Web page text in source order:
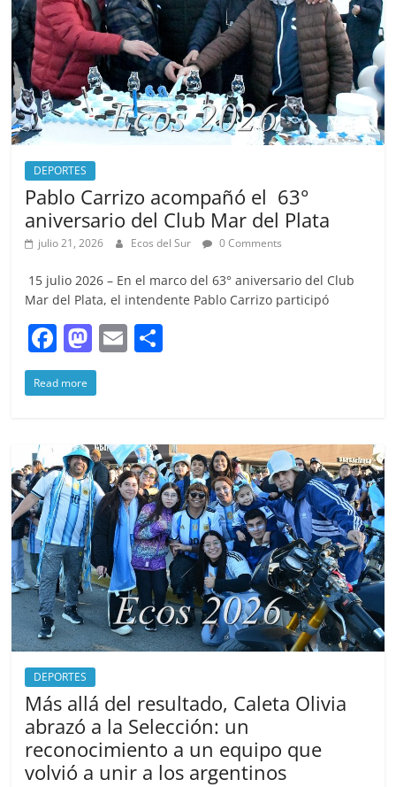
k
DEPORTES
Pablo Carrizo acompañó el 63°
aniversario del Club Mar del Plata
julio 21, 2026 Ecos del Sur 0 Comments
15 julio 2026 – En el marco del 63° aniversario del Club
Mar del Plata, el intendente Pablo Carrizo participó
F
a
c
b
o
o
k
M
a
st
d
o
n
E
Read more
DEPORTES
Más allá del resultado, Caleta Olivia
abrazó a la Selección: un
reconocimiento a un equipo que
volvió a unir a los argentinos